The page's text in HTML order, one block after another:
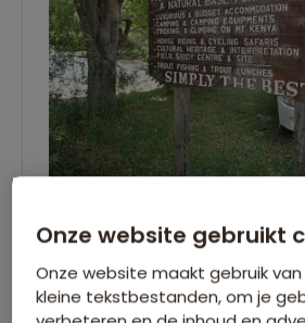
Bantu Mountain Lodge
Kenya
Onze website gebruikt
Onze website maakt gebruik van
kleine tekstbestanden, om je